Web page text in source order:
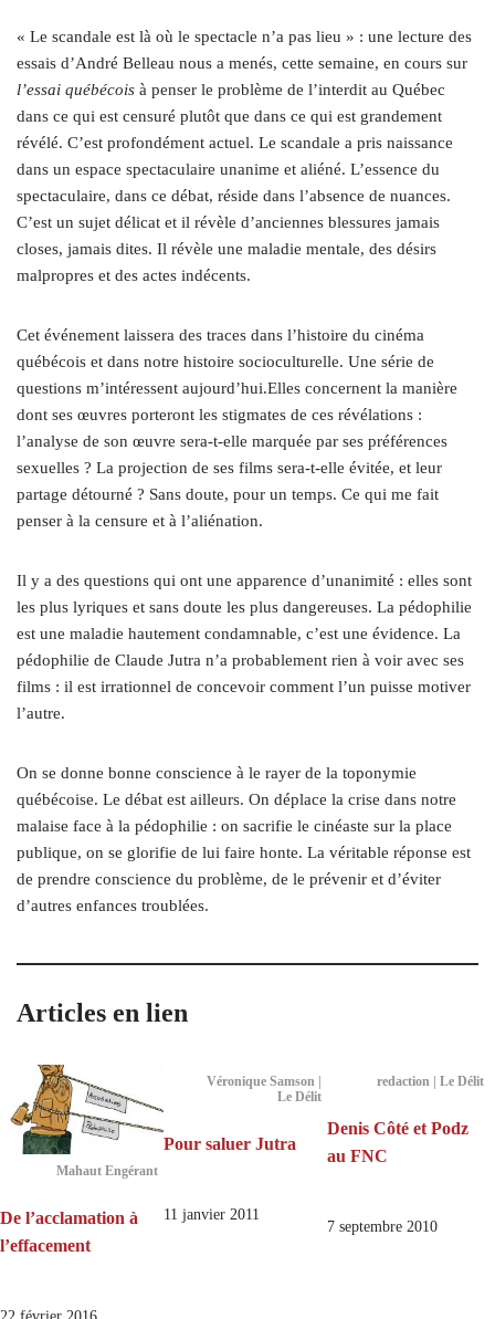
« Le scandale est là où le spectacle n’a pas lieu » : une lecture des
essais d’André Belleau nous a menés, cette semaine, en cours sur
l’essai québécois à penser le problème de l’interdit au Québec
dans ce qui est censuré plutôt que dans ce qui est grandement
révélé. C’est profondément actuel. Le scandale a pris naissance
dans un espace spectaculaire unanime et aliéné. L’essence du
spectaculaire, dans ce débat, réside dans l’absence de nuances.
C’est un sujet délicat et il révèle d’anciennes blessures jamais
closes, jamais dites. Il révèle une maladie mentale, des désirs
malpropres et des actes indécents.
Cet événement laissera des traces dans l’histoire du cinéma
québécois et dans notre histoire socioculturelle. Une série de
questions m’intéressent aujourd’hui.Elles concernent la manière
dont ses œuvres porteront les stigmates de ces révélations :
l’analyse de son œuvre sera-t-elle marquée par ses préférences
sexuelles ? La projection de ses films sera-t-elle évitée, et leur
partage détourné ? Sans doute, pour un temps. Ce qui me fait
penser à la censure et à l’aliénation.
Il y a des questions qui ont une apparence d’unanimité : elles sont
les plus lyriques et sans doute les plus dangereuses. La pédophilie
est une maladie hautement condamnable, c’est une évidence. La
pédophilie de Claude Jutra n’a probablement rien à voir avec ses
films : il est irrationnel de concevoir comment l’un puisse motiver
l’autre.
On se donne bonne conscience à le rayer de la toponymie
québécoise. Le débat est ailleurs. On déplace la crise dans notre
malaise face à la pédophilie : on sacrifie le cinéaste sur la place
publique, on se glorifie de lui faire honte. La véritable réponse est
de prendre conscience du problème, de le prévenir et d’éviter
d’autres enfances troublées.
Articles en lien
Mahaut Engérant
De l’acclamation à
l’effacement
Véronique Samson |
Le Délit
Pour saluer Jutra
11 janvier 2011
redaction | Le Délit
Denis Côté et Podz
au FNC
7 septembre 2010